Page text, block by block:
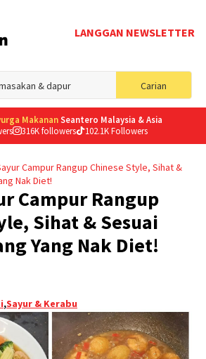
LANGGAN NEWSLETTER
Carian
for:
MakananSeantero Malaysia & Asia
316K followers 102.1K Followers
Campur Rangup Chinese Style, Sihat &
Nak Diet!
Campur Rangup
Sihat & Sesuai
Yang Nak Diet!
,Sayur & Kerabu